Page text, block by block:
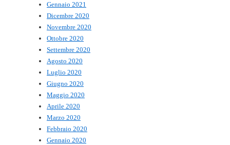
Gennaio 2021
Dicembre 2020
Novembre 2020
Ottobre 2020
Settembre 2020
Agosto 2020
Luglio 2020
Giugno 2020
Maggio 2020
Aprile 2020
Marzo 2020
Febbraio 2020
Gennaio 2020